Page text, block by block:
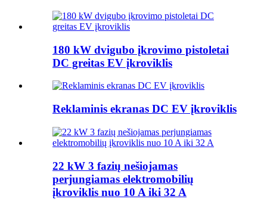
180 kW dvigubo įkrovimo pistoletai
DC greitas EV įkroviklis
Reklaminis ekranas DC EV įkroviklis
22 kW 3 fazių nešiojamas
perjungiamas elektromobilių
įkroviklis nuo 10 A iki 32 A